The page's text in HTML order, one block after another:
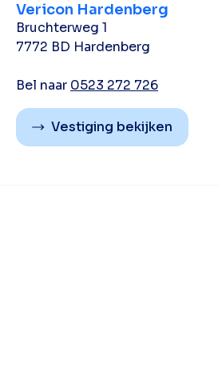
Vericon Hardenberg
Bruchterweg 1
7772 BD Hardenberg
Bel naar 0523 272 726
Vestiging bekijken